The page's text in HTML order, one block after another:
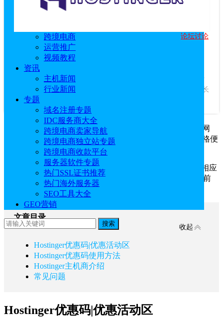
主机教程
跨境电商
运营推广
视频教程
资讯
主机新闻
行业新闻
专题
域名注册专题
IDC服务商大全
跨境电商卖家导航
跨境电商独立站专题
跨境电商收款平台
服务器软件专题
热门SSL证书推荐
热门海外服务器
SEO工具大全
GEO营销
搜索
Hostinger 论坛讨论
idcspy
访问官网
服务商介绍： Hostinger成立于2004年，是一家美国主机商，专
注于提供质优价廉的美国虚拟主机产品，深受数百万明智的站长
信赖。...
Hostinger虽然是一家美国主机商，但现在也提供中文网
站。由于Hostinger主机优惠幅度非常高，所以整体租用价格便
宜，在业内的关注度较高。
目前购买Hostinger虚拟主机、云主机、VPS主机均有相应
的促销优惠，而且注册域名也有优惠，本文简单汇总下当前
Hostinger最新优惠信息内容。
文章目录
收起
Hostinger优惠码|优惠活动区
Hostinger优惠码使用方法
Hostinger主机商介绍
常见问题
Hostinger优惠码|优惠活动区